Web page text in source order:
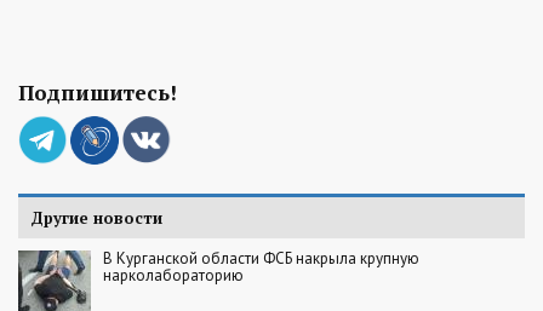
Подпишитесь!
Другие новости
В Курганской области ФСБ накрыла крупную
нарколабораторию